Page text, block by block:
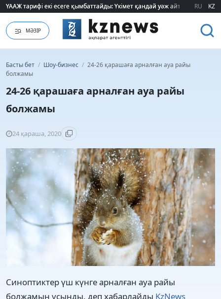
ҮААЖ тарифі екі есеге қымбаттайды: Үкімет қандай уәж айтады?
ҮААЖ тарифі екі есеге қымбаттайды: Үкімет қандай уәж айтады? RU KZ
МӘЗІР
Басты бет / Шоу-бизнес / 24-26 қарашаға арналған ауа райы
болжамы
24-26 қарашаға арналған ауа райы
болжамы
24 қараша, 2020
Синоптиктер үш күнге арналған ауа райы
болжамын ұсынды, деп хабарлайды KzNews